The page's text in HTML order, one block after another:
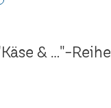
& ..."-Reihe